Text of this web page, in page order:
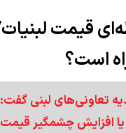
قیمت
است؟
تعاونی‌های لبنی
افزایش چشمگیر